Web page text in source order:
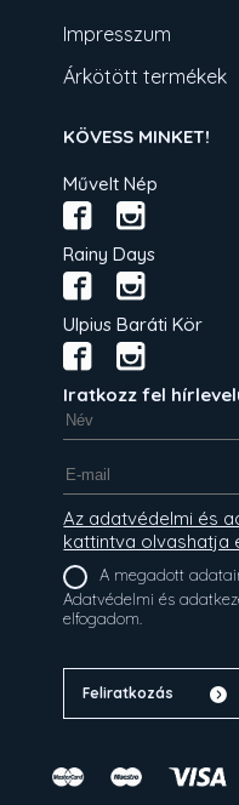
Impresszum
Árkötött termékek
KÖVESS MINKET!
Művelt Nép
Rainy Days
Ulpius Baráti Kör
Iratkozz fel
Az adatvédelmi és
kattintva olvashatja
A megadott
Adatvédelmi és
elfogadom.
Feliratkozás